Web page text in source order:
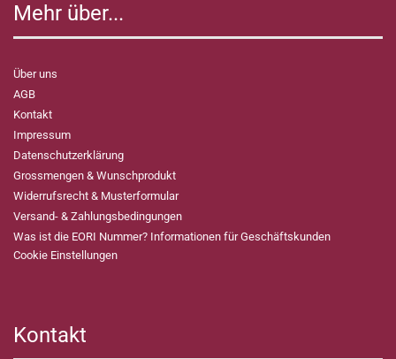
Mehr über...
Über uns
AGB
Kontakt
Impressum
Datenschutzerklärung
Grossmengen & Wunschprodukt
Widerrufsrecht & Musterformular
Versand- & Zahlungsbedingungen
Was ist die EORI Nummer? Informationen für Geschäftskunden
Cookie Einstellungen
Kontakt